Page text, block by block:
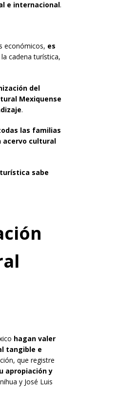
e internacional.
económicos, es
cadena turística,
del
Mexiquense
.
las familias
acervo cultural
sabe
hagan valer
tangible e
que registre
apropiación y
y José Luis